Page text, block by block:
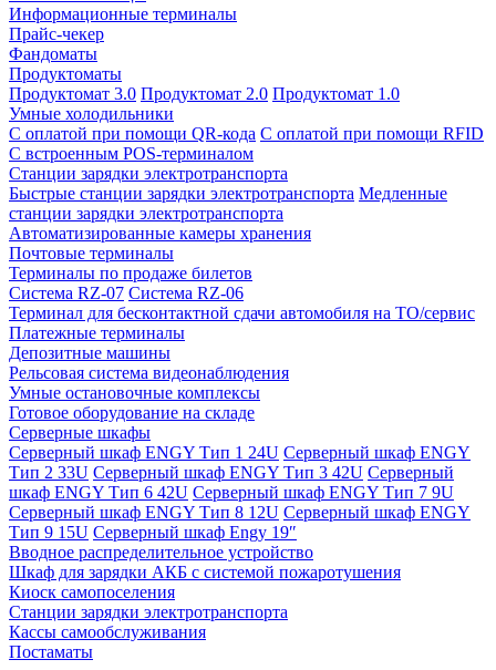
Информационные терминалы
Прайс-чекер
Фандоматы
Продуктоматы
Продуктомат 3.0 Продуктомат 2.0 Продуктомат 1.0
Умные холодильники
С оплатой при помощи QR-кода С оплатой при помощи RFID
С встроенным POS-терминалом
Станции зарядки электротранспорта
Быстрые станции зарядки электротранспорта Медленные
станции зарядки электротранспорта
Автоматизированные камеры хранения
Почтовые терминалы
Терминалы по продаже билетов
Система RZ-07 Система RZ-06
Терминал для бесконтактной сдачи автомобиля на ТО/сервис
Платежные терминалы
Депозитные машины
Рельсовая система видеонаблюдения
Умные остановочные комплексы
Готовое оборудование на складе
Серверные шкафы
Серверный шкаф ENGY Тип 1 24U Серверный шкаф ENGY
Тип 2 33U Серверный шкаф ENGY Тип 3 42U Серверный
шкаф ENGY Тип 6 42U Серверный шкаф ENGY Тип 7 9U
Серверный шкаф ENGY Тип 8 12U Серверный шкаф ENGY
Тип 9 15U Серверный шкаф Engy 19″
Вводное распределительное устройство
Шкаф для зарядки АКБ с системой пожаротушения
Киоск самопоселения
Станции зарядки электротранспорта
Кассы самообслуживания
Постаматы